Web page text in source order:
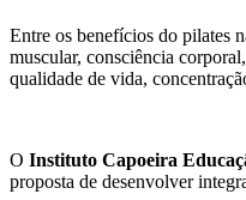
Entre os benefícios do pilates
muscular, consciência
qualidade de vida,
O Instituto Capoeira
proposta de desenvolver